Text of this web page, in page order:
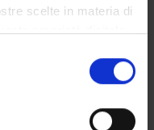
scelte in materia di
proprietà digitale
in qualsiasi
o facendo clic